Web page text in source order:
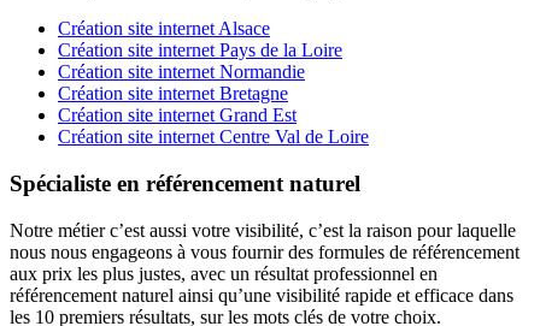
Création site internet Alsace
Création site internet Pays de la Loire
Création site internet Normandie
Création site internet Bretagne
Création site internet Grand Est
Création site internet Centre Val de Loire
Spécialiste en référencement naturel
Notre métier c’est aussi votre visibilité, c’est la raison pour laquelle
nous nous engageons à vous fournir des formules de référencement
aux prix les plus justes, avec un résultat professionnel en
référencement naturel ainsi qu’une visibilité rapide et efficace dans
les 10 premiers résultats, sur les mots clés de votre choix.